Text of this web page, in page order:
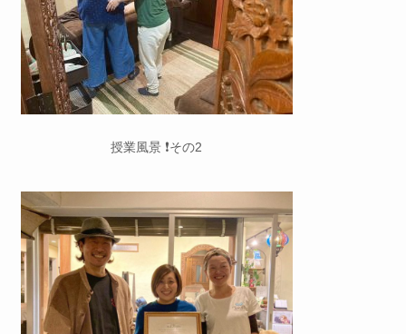
授業風景 ❗️その2